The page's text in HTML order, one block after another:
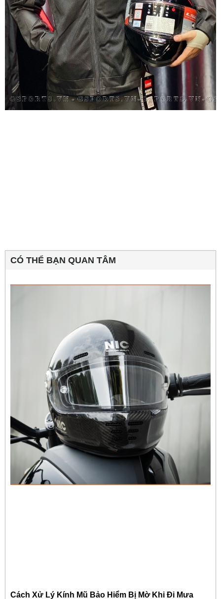
CÓ THỂ BẠN QUAN TÂM
Cách Xử Lý Kính Mũ Bảo Hiểm Bị Mờ Khi Đi Mưa